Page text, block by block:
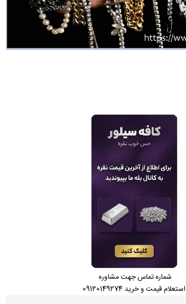
شماره تماس جهت مشاوره
استعلام قیمت و خرید 09120149274